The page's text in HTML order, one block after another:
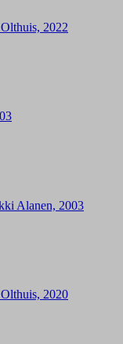
2022
Alanen, 2003
2020